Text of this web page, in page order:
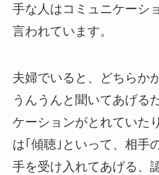
手な人はコミュニケーシ
言われています。
夫婦でいると、どちらか
うんうんと聞いてあげる
ケーションがとれていた
は｢傾聴｣といって、相手
手を受け入れてあげる、